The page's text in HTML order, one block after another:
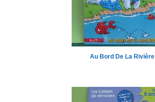
Au Bord De La Rivière